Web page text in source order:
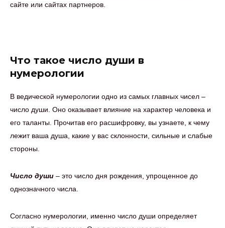
сайте или сайтах партнеров.
Что такое число души в
нумерологии
В ведической нумерологии одно из самых главных чисел –
число души. Оно оказывает влияние на характер человека и
его таланты. Прочитав его расшифровку, вы узнаете, к чему
лежит ваша душа, какие у вас склонности, сильные и слабые
стороны.
Число души – это число дня рождения, упрощенное до
однозначного числа.
Согласно нумерологии, именно число души определяет